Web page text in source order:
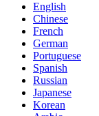
English
Chinese
French
German
Portuguese
Spanish
Russian
Japanese
Korean